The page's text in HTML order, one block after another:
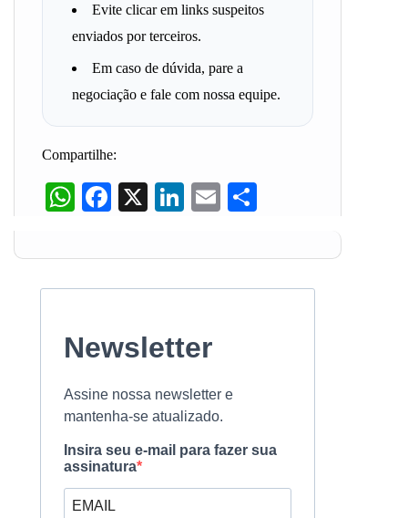
Evite clicar em links suspeitos
enviados por terceiros.
Em caso de dúvida, pare a
negociação e fale com nossa equipe.
Compartilhe:
WhatsApp
Facebook
X LinkedIn
Email
Newsletter
Assine nossa newsletter e
mantenha-se atualizado.
Insira seu e-mail para fazer sua
assinatura